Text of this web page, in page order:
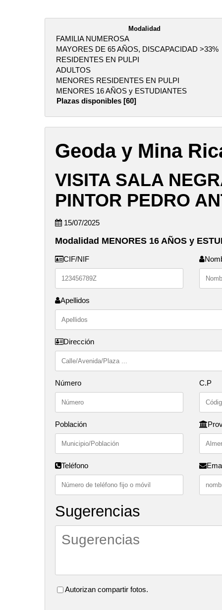
Modalidad
FAMILIA NUMEROSA
MAYORES DE 65 AÑOS, DISCAPACIDAD >33%
RESIDENTES EN PULPI
ADULTOS
MENORES RESIDENTES EN PULPI
MENORES 16 AÑOS y ESTUDIANTES
Plazas disponibles [60]
Geoda y Mina
VISITA SALA
PINTOR PEDRO
15/07/2025
Modalidad MENORES 16 AÑOS y
CIF/NIF
Apellidos
Dirección
Número C.P
Población
Teléfono
Sugerencias
Autorizan compartir fotos.